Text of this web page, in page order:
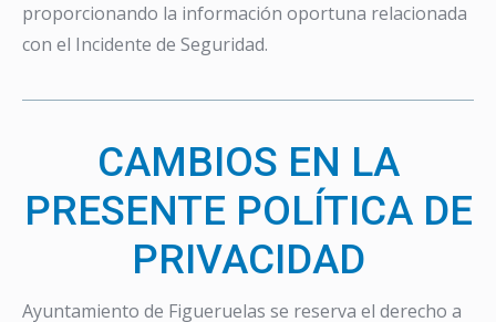
proporcionando la información oportuna relacionada
con el Incidente de Seguridad.
CAMBIOS EN LA
PRESENTE POLÍTICA DE
PRIVACIDAD
Ayuntamiento de Figueruelas se reserva el derecho a